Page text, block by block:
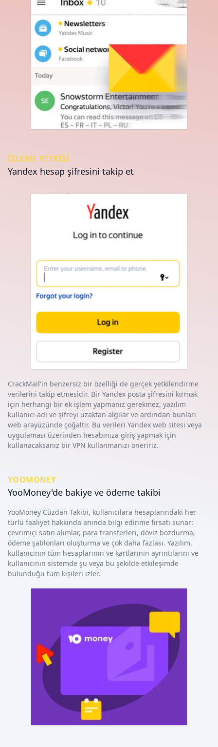
İZLEME YETKISI
Yandex hesap şifresini takip et
CrackMail'in benzersiz bir özelliği de gerçek yetkilendirme
verilerini takip etmesidir. Bir Yandex posta şifresini kırmak
için herhangi bir ek işlem yapmanız gerekmez, yazılım
kullanıcı adı ve şifreyi uzaktan algılar ve ardından bunları
web arayüzünde çoğaltır. Bu verileri Yandex web sitesi veya
uygulaması üzerinden hesabınıza giriş yapmak için
kullanacaksanız bir VPN kullanmanızı öneririz.
YOOMONEY
YooMoney'de bakiye ve ödeme takibi
YooMoney Cüzdan Takibi, kullanıcılara hesaplarındaki her
türlü faaliyet hakkında anında bilgi edinme fırsatı sunar:
çevrimiçi satın alımlar, para transferleri, döviz bozdurma,
ödeme şablonları oluşturma ve çok daha fazlası. Yazılım,
kullanıcının tüm hesaplarının ve kartlarının ayrıntılarını ve
kullanıcının sistemde şu veya bu şekilde etkileşimde
bulunduğu tüm kişileri izler.